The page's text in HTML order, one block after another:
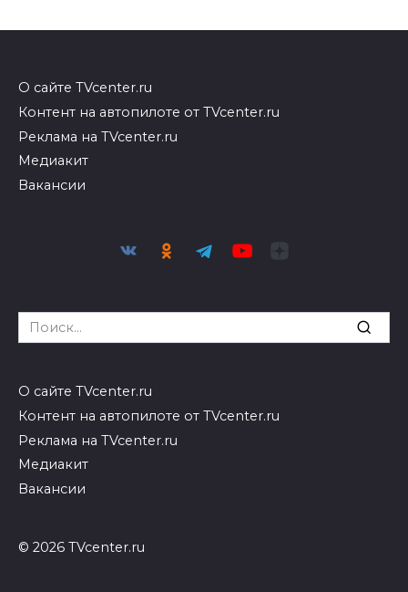
О сайте TVcenter.ru
Контент на автопилоте от TVcenter.ru
Реклама на TVcenter.ru
Медиакит
Вакансии
Search
for:
О сайте TVcenter.ru
Контент на автопилоте от TVcenter.ru
Реклама на TVcenter.ru
Медиакит
Вакансии
© 2026 TVcenter.ru